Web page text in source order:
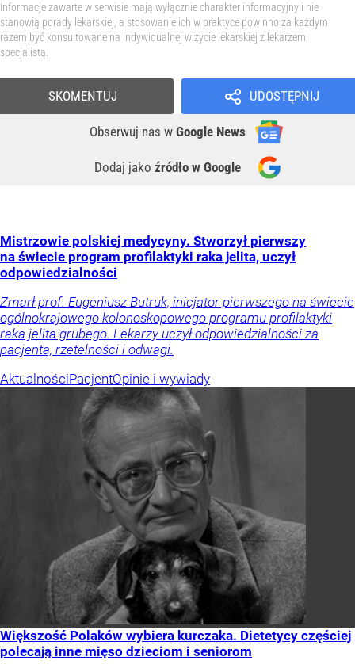
Informacje zawarte w serwisie mają wyłącznie charakter informacyjny i nie
stanowią porady lekarskiej, a stosowanie ich w praktyce powinno za każdym
razem być konsultowane na indywidualnej wizycie lekarskiej z lekarzem
specjalistą.
UDOSTĘPNIJ
Obserwuj nas w Google News
Dodaj jako źródło w Google
SKOMENTUJ
Mistrzowie polskiej medycyny. Stworzył pierwszy
na świecie program profilaktyki raka jelita, uczył
odpowiedzialności
Zmarł prof. Eugeniusz Butruk, inicjator pierwszego na świecie
ogólnokrajowego kolonoskopowego programu profilaktyki
raka jelita grubego. Lekarzy uczył odpowiedzialności za
pacjenta, rzetelności i odwagi.
AktualnościPacjentOpinie i wywiady
Większość Polaków wybiera kurczaka. Dietetycy częściej
polecają inne mięso dzieciom i seniorom